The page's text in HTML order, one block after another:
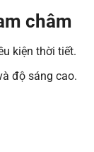
châm
kiện thời tiết.
độ sáng cao.